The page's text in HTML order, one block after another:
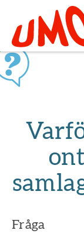
Till startsidan för
Fråga